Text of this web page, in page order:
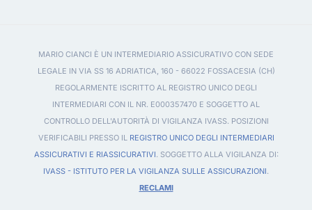
MARIO CIANCI È UN INTERMEDIARIO ASSICURATIVO CON SEDE
LEGALE IN VIA SS 16 ADRIATICA, 160 - 66022 FOSSACESIA (CH)
REGOLARMENTE ISCRITTO AL REGISTRO UNICO DEGLI
INTERMEDIARI CON IL NR. E000357470 E SOGGETTO AL
CONTROLLO DELL'AUTORITÀ DI VIGILANZA IVASS. POSIZIONI
VERIFICABILI PRESSO IL REGISTRO UNICO DEGLI INTERMEDIARI
ASSICURATIVI E RIASSICURATIVI. SOGGETTO ALLA VIGILANZA DI:
IVASS - ISTITUTO PER LA VIGILANZA SULLE ASSICURAZIONI.
RECLAMI